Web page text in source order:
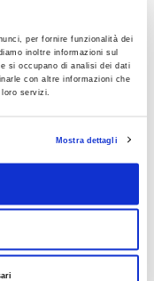
per fornire funzionalità dei
inoltre informazioni sul
si occupano di analisi dei dati
con altre informazioni che
servizi.
Mostra dettagli
del pentolino.
consistenza
e stabilizza la